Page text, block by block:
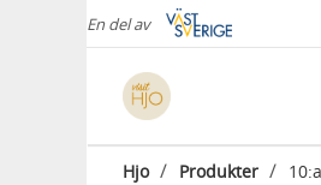
En del av
Hjo / Produkter /